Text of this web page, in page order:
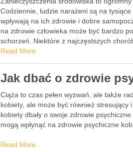
Codziennie, ludzie narażeni są na
wpływają na ich zdrowie i dobre
na zdrowie człowieka może być bardzo
schorzeń. Niektóre z najczęstszych
środowiska …
Read More
Jak dbać o zdrowie
Ciąża to czas pełen wyzwań, ale także
kobiety, ale może być również stresujący
kobiety dbały o swoje zdrowie
mogą wpłynąć na zdrowie psychiczne
Read More